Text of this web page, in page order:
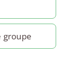
groupe